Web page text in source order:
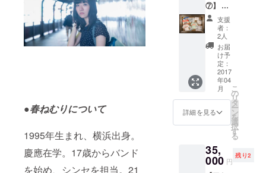
●春ねむりについて
1995年生まれ、横浜出身。
慶應在学。17歳からバンド
を始め、シンセを担当。21
ンデレ
ラMV収
録DVD
・撮影
で使用
した備
品をプ
レゼン
ト（選
べませ
ん。ガ
ラス破
りま
す） ・
ここで
時〜12
時 雨天
決行 ※
そのま
まお花
見へ参
加も可
能です
※別途ご
自身の
飲食代
はかか
り！
待って
るぜ！
⑦】 ・
お礼の
お手紙
・春ね
むりス
テッ
カー（3
枚セッ
ト） ・
MVにお
名前を
クレ
ジット
記載 ・
IRE限
定‼︎さよ
ならぼ
支援
者：
2人
お届
け予
定：
2017
年04
月
詳細を見る
こ
の
リ
タ
ー
ン
を
選
択
す
る
35,
000 円
残り2